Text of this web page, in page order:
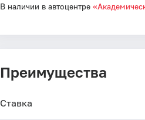
В наличии в автоцентре
Преимущества
Ставка